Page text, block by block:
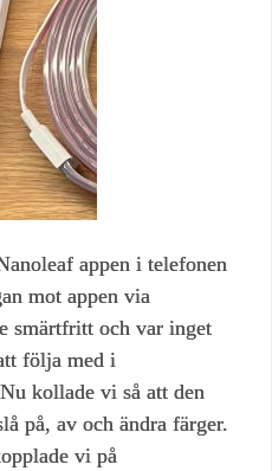
appen i telefonen
mot appen via
smärtfritt och var inget
följa med i
kollade vi så att den
på, av och ändra färger.
vi på